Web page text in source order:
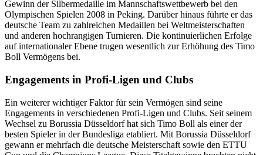
Gewinn der Silbermedaille im Mannschaftswettbewerb bei den
Olympischen Spielen 2008 in Peking. Darüber hinaus führte er das
deutsche Team zu zahlreichen Medaillen bei Weltmeisterschaften
und anderen hochrangigen Turnieren. Die kontinuierlichen Erfolge
auf internationaler Ebene trugen wesentlich zur Erhöhung des Timo
Boll Vermögens bei.
Engagements in Profi-Ligen und Clubs
Ein weiterer wichtiger Faktor für sein Vermögen sind seine
Engagements in verschiedenen Profi-Ligen und Clubs. Seit seinem
Wechsel zu Borussia Düsseldorf hat sich Timo Boll als einer der
besten Spieler in der Bundesliga etabliert. Mit Borussia Düsseldorf
gewann er mehrfach die deutsche Meisterschaft sowie den ETTU